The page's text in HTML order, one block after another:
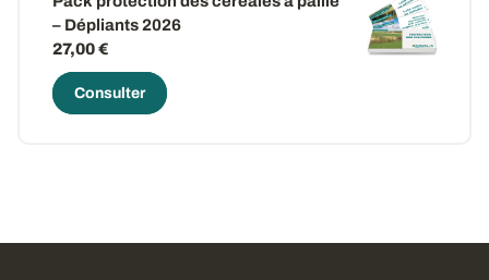
– Dépliants 2026
27,00 €
Consulter